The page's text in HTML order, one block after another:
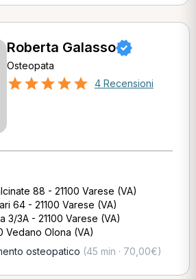
Roberta Galasso
Osteopata
4 Recensioni
88 - 21100 Varese (VA)
64 - 21100 Varese (VA)
3/3A - 21100 Varese (VA)
Vedano Olona (VA)
osteopatico (45 min · 70,00€)